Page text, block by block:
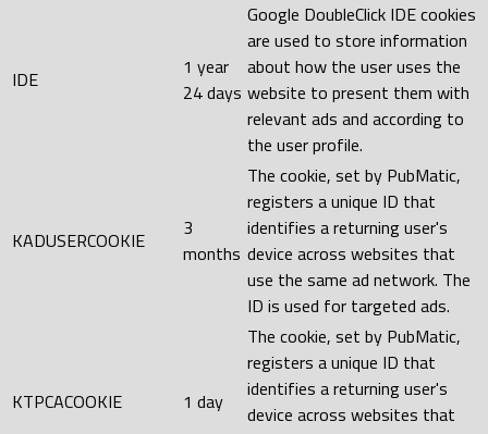
IDE
1 year
24 days
Google DoubleClick IDE cookies
are used to store information
about how the user uses the
website to present them with
relevant ads and according to
the user profile.
KADUSERCOOKIE
3
months
The cookie, set by PubMatic,
registers a unique ID that
identifies a returning user's
device across websites that
use the same ad network. The
ID is used for targeted ads.
KTPCACOOKIE 1 day
The cookie, set by PubMatic,
registers a unique ID that
identifies a returning user's
device across websites that